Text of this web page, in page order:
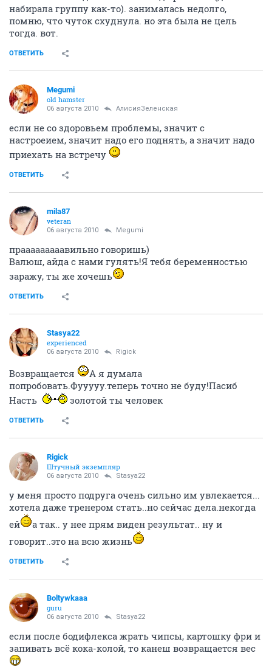
набирала группу как-то). занималась недолго,
помню, что чуток схуднула. но эта была не цель
тогда. вот.
ОТВЕТИТЬ
Megumi
old hamster
06 августа 2010 АлисияЗеленская
если не со здоровьем проблемы, значит с
настроеием, значит надо его поднять, а значит надо
приехать на встречу
ОТВЕТИТЬ
mila87
veteran
06 августа 2010 Megumi
прааааааааавильно говоришь)
Валюш, айда с нами гулять!Я тебя беременностью
заражу, ты же хочешь
ОТВЕТИТЬ
Stasya22
experienced
06 августа 2010 Rigick
Возвращается
А я думала
попробовать.Фууууу.теперь точно не буду!Пасиб
Насть
золотой ты человек
ОТВЕТИТЬ
Rigick
Штучный экземпляр
06 августа 2010 Stasya22
у меня просто подруга очень сильно им увлекается...
хотела даже тренером стать..но сейчас дела.некогда
ей
а так.. у нее прям виден результат.. ну и
говорит..это на всю жизнь
ОТВЕТИТЬ
Boltywkaaa
guru
06 августа 2010 Stasya22
если после бодифлекса жрать чипсы, картошку фри и
запивать всё кока-колой, то канеш возвращается вес